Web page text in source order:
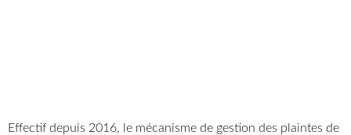
Effectif depuis 2016, le mécanisme de gestion des plaintes de